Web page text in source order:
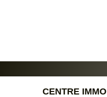
CENTRE IMMO